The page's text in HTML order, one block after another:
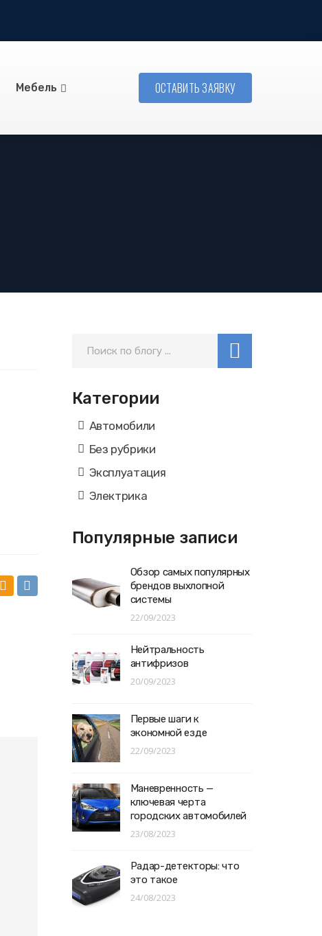
Мебель ОСТАВИТЬ ЗАЯВКУ
Категории
Автомобили
Без рубрики
Эксплуатация
Электрика
Популярные записи
Обзор самых популярных
брендов выхлопной
системы
22/09/2023
Нейтральность
антифризов
20/09/2023
Первые шаги к
экономной езде
22/09/2023
Маневренность —
ключевая черта
городских автомобилей
23/08/2023
Радар-детекторы: что
это такое
24/08/2023